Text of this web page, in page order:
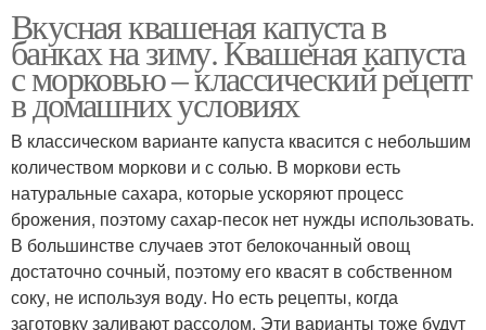
Вкусная квашеная капуста в
банках на зиму. Квашеная капуста
с морковью – классический рецепт
в домашних условиях
В классическом варианте капуста квасится с небольшим
количеством моркови и с солью. В моркови есть
натуральные сахара, которые ускоряют процесс
брожения, поэтому сахар-песок нет нужды использовать.
В большинстве случаев этот белокочанный овощ
достаточно сочный, поэтому его квасят в собственном
соку, не используя воду. Но есть рецепты, когда
заготовку заливают рассолом. Эти варианты тоже будут